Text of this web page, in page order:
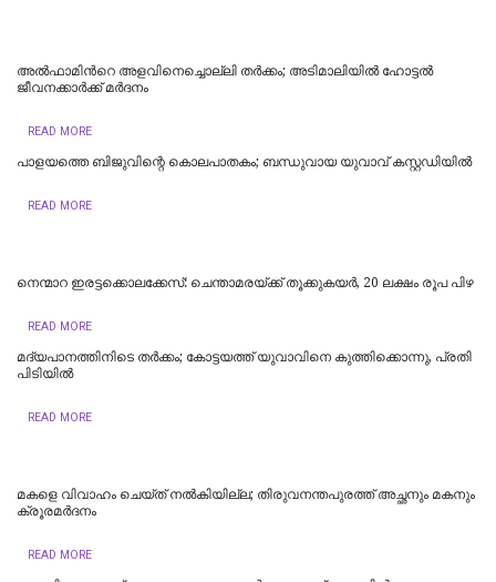
അൽഫാമിന്‍റെ അളവിനെച്ചൊല്ലി തർക്കം; അടിമാലിയിൽ ഹോട്ടല്‍
ജീവനക്കാര്‍ക്ക് മര്‍ദനം
READ MORE
പാളയത്തെ ബിജുവിന്റെ കൊലപാതകം; ബന്ധുവായ യുവാവ് കസ്റ്റഡിയില്‍
READ MORE
നെന്മാറ ഇരട്ടക്കൊലക്കേസ്: ചെന്താമരയ്ക്ക് തൂക്കുകയർ, 20 ലക്ഷം രൂപ പിഴ
READ MORE
മദ്യപാനത്തിനിടെ തര്‍ക്കം; കോട്ടയത്ത് യുവാവിനെ കുത്തിക്കൊന്നു, പ്രതി
പിടിയില്‍
READ MORE
മകളെ വിവാഹം ചെയ്ത് നൽകിയില്ല; തിരുവനന്തപുരത്ത് അച്ഛനും മകനും
ക്രൂരമര്‍ദനം
READ MORE